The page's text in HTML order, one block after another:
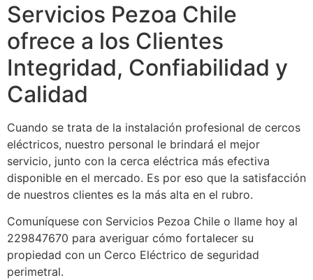
Servicios Pezoa Chile
ofrece a los Clientes
Integridad, Confiabilidad y
Calidad
Cuando se trata de la instalación profesional de cercos
eléctricos, nuestro personal le brindará el mejor
servicio, junto con la cerca eléctrica más efectiva
disponible en el mercado. Es por eso que la satisfacción
de nuestros clientes es la más alta en el rubro.
Comuníquese con Servicios Pezoa Chile o llame hoy al
229847670 para averiguar cómo fortalecer su
propiedad con un Cerco Eléctrico de seguridad
perimetral.